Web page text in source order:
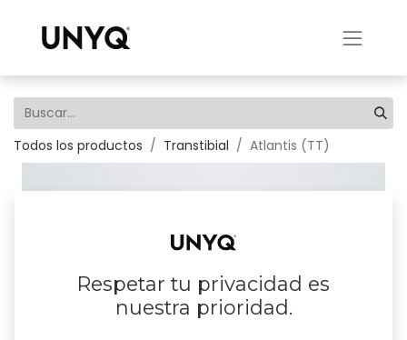
Todos los productos Transtibial Atlantis (TT)
Respetar tu privacidad es
nuestra prioridad.